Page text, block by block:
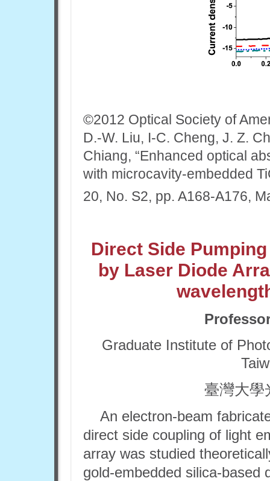
©2012 Optical Society of
D.-W. Liu, I-C. Cheng, J. Z.
Chiang, “Enhanced optical
with microcavity-embedded
20, No. S2, pp. A168-A176,
Direct Side
by Laser Diode
Graduate Institute of
臺灣大學
An electron-beam
direct side coupling of light
array was studied
gold-embedded silica-based